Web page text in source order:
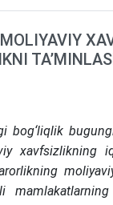
bog‘liqlik
xavfsizlikning